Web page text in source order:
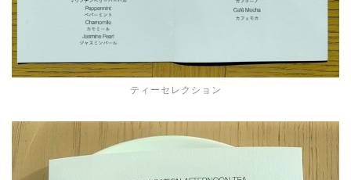
ティーセレクション